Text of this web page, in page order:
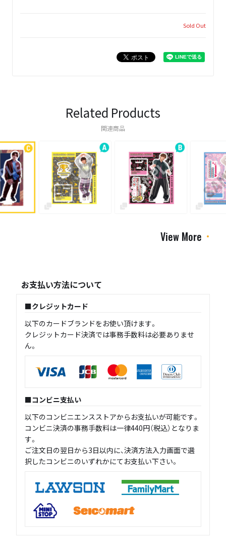
Sold Out
Related Products
関連商品
View More
お支払い方法について
クレジットカード
以下のカードブランドをお使い頂けます。
クレジットカード決済では事務手数料は必要ありませ
ん。
コンビニ支払い
以下のコンビニエンスストアからお支払いが可能です。
コンビニ決済の事務手数料は一律440円（税込）となりま
す。
ご注文日の翌日から3日以内に、決済方法入力画面で選
択したコンビニのいずれかにてお支払い下さい。